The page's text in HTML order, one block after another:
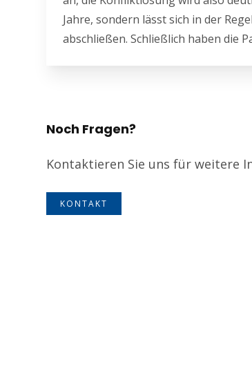
Jahre, sondern lässt sich in der
abschließen. Schließlich haben die
Noch Fragen?
Kontaktieren Sie uns für weitere
KONTAKT